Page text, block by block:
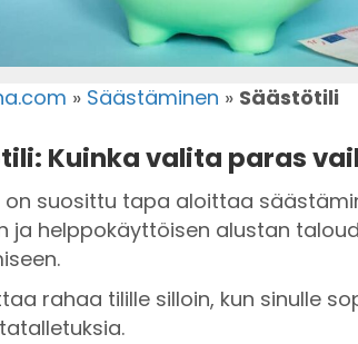
» Säästäminen » Säästötili
Kuinka valita paras
on suosittu tapa aloittaa
ja helppokäyttöisen alustan
rahaa tilille silloin, kun sinulle